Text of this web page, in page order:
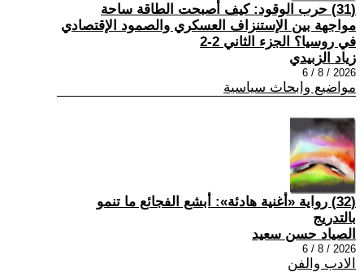
(31) حرب الوقود: كيف أصبحت الطاقة ساحة
مواجهة بين الإستنزاف العسكري والصمود الإقتصادي
في روسيا؟ الجزء الثاني 2-2
زياد الزبيدي
2026 / 8 / 6
مواضيع وابحاث سياسية
(32) رواية «أغنية هادئة»: أبشع الفجائع ما تنمو
بالتدريج
الصياد حسن سعيد
2026 / 8 / 6
الادب والفن